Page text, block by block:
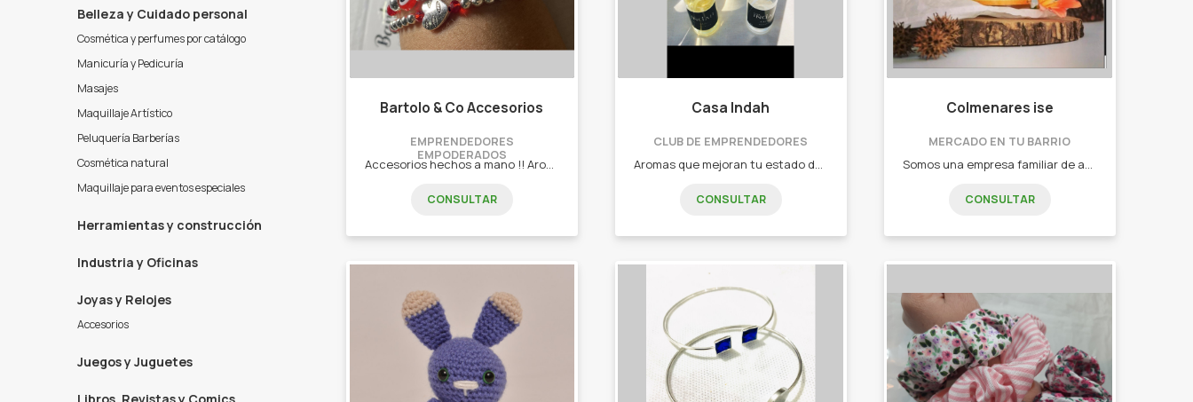
Belleza y Cuidado personal
Cosmética y perfumes por catálogo
Manicuría y Pedicuría
Masajes
Maquillaje Artístico
Peluquería Barberías
Cosmética natural
Maquillaje para eventos especiales
Herramientas y construcción
Industria y Oficinas
Joyas y Relojes
Accesorios
Juegos y Juguetes
Bartolo & Co Accesorios
EMPRENDEDORES
EMPODERADOS
Accesorios hechos a mano !! Aros, pulseras, collares y relojes.
CONSULTAR
Casa Indah
CLUB DE EMPRENDEDORES
Aromas que mejoran tu estado de ánimo, alivian el estrés, promueven una sensación relajante, y decoran cada espacio en donde se encuentren. - Velas de soja. - Difusores de ambientes. - Perfumes para telas. - Jabón líquido. - Sales. - Esencias. - Perfumes. - Cremas.
CONSULTAR
Colmenares ise
MERCADO EN TU BARRIO
Somos una empresa familiar de apicultores, que apunta siempre a ser un producto de calidad, y que este en todos los hogares, ya que es un bien necesario el alimento derivados de las abejas para el consumo de cualquier persona. - Miel. - Tinta de propoleo. - Caramelos de miel y propoleo. - Polen.
CONSULTAR